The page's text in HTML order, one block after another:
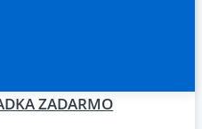
ZADARMO